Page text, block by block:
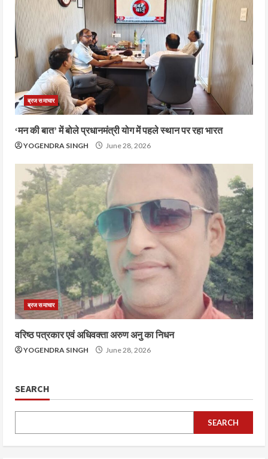
ब्रज समाचार
‘मन की बात’ में बोले प्रधानमंत्री योग में पहले स्थान पर रहा भारत
YOGENDRA SINGH June 28, 2026
ब्रज समाचार
वरिष्ठ पत्रकार एवं अधिवक्ता अरुण अनु का निधन
YOGENDRA SINGH June 28, 2026
SEARCH
SEARCH